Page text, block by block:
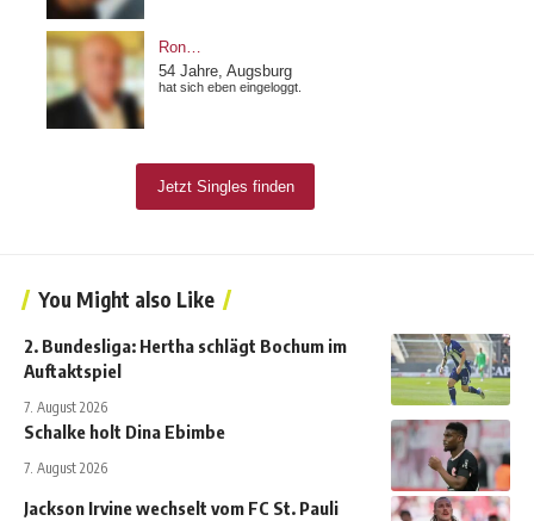
You Might also Like
2. Bundesliga: Hertha schlägt Bochum im
Auftaktspiel
7. August 2026
Schalke holt Dina Ebimbe
7. August 2026
Jackson Irvine wechselt vom FC St. Pauli